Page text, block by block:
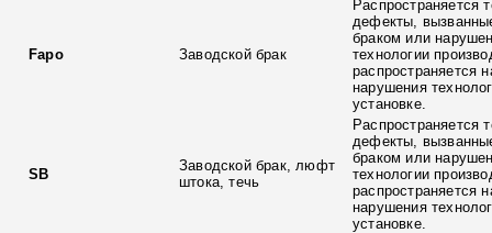
Fapo Заводской брак
Распространяется
дефекты,
браком или
технологии
распространяется
нарушения
установке.
SB
Заводской брак, люфт
штока, течь
Распространяется
дефекты,
браком или
технологии
распространяется
нарушения
установке.